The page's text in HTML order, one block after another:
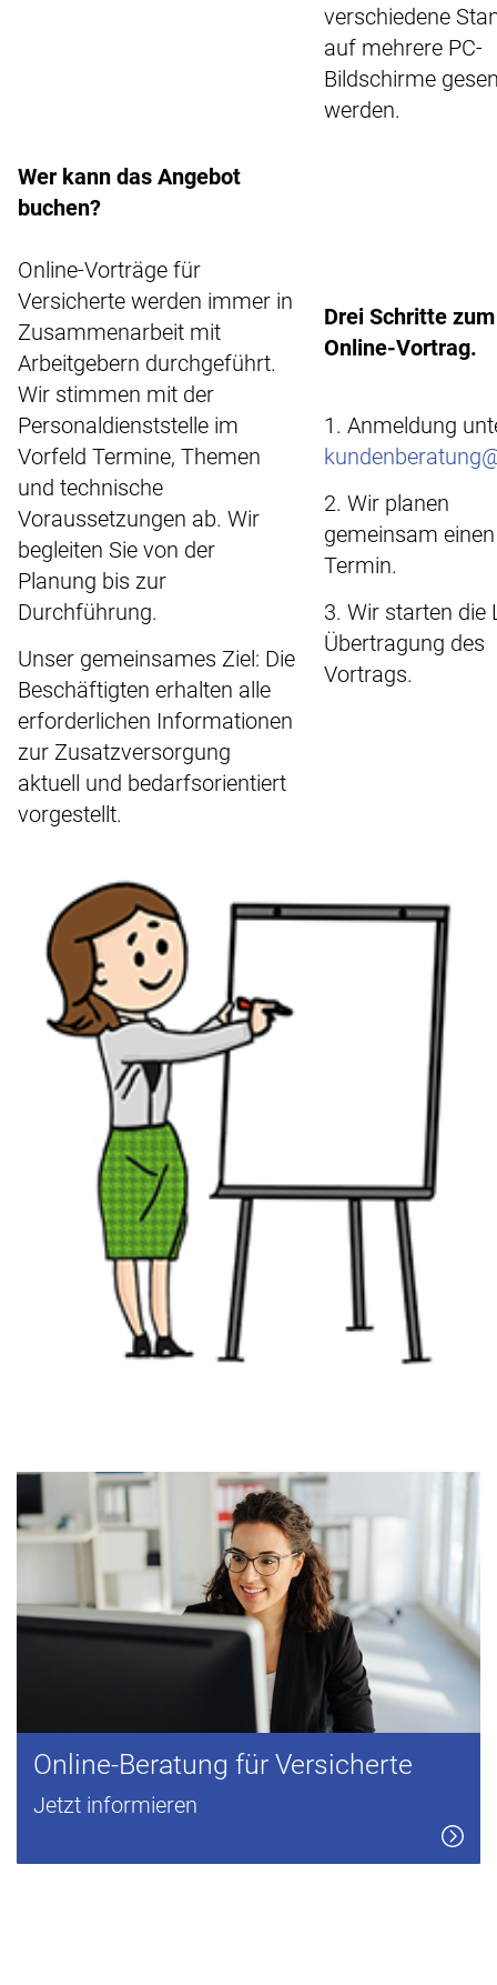
verschiedene
auf mehrere PC-
Bildschirme
werden.
Wer kann das Angebot
buchen?
Online-Vorträge für
Versicherte werden immer in
Zusammenarbeit mit
Arbeitgebern durchgeführt.
Wir stimmen mit der
Personaldienststelle im
Vorfeld Termine, Themen
und technische
Voraussetzungen ab. Wir
begleiten Sie von der
Planung bis zur
Durchführung.
Unser gemeinsames Ziel: Die
Beschäftigten erhalten alle
erforderlichen Informationen
zur Zusatzversorgung
aktuell und bedarfsorientiert
vorgestellt.
Drei Schritte
Online-Vortrag.
1. Anmeldung
2. Wir planen
gemeinsam einen
Termin.
3. Wir starten die
Übertragung des
Vortrags.
Online-Beratung für Versicherte
Jetzt informieren